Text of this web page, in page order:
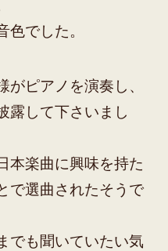
色でした。
ピアノを演奏し、
露して下さいまし
本楽曲に興味を持た
で選曲されたそうで
でも聞いていたい気